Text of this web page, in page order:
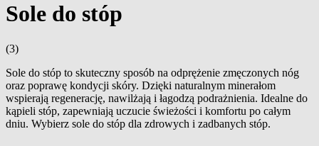
Sole do stóp
(3)
Sole do stóp to skuteczny sposób na odprężenie zmęczonych nóg
oraz poprawę kondycji skóry. Dzięki naturalnym minerałom
wspierają regenerację, nawilżają i łagodzą podrażnienia. Idealne do
kąpieli stóp, zapewniają uczucie świeżości i komfortu po całym
dniu. Wybierz sole do stóp dla zdrowych i zadbanych stóp.